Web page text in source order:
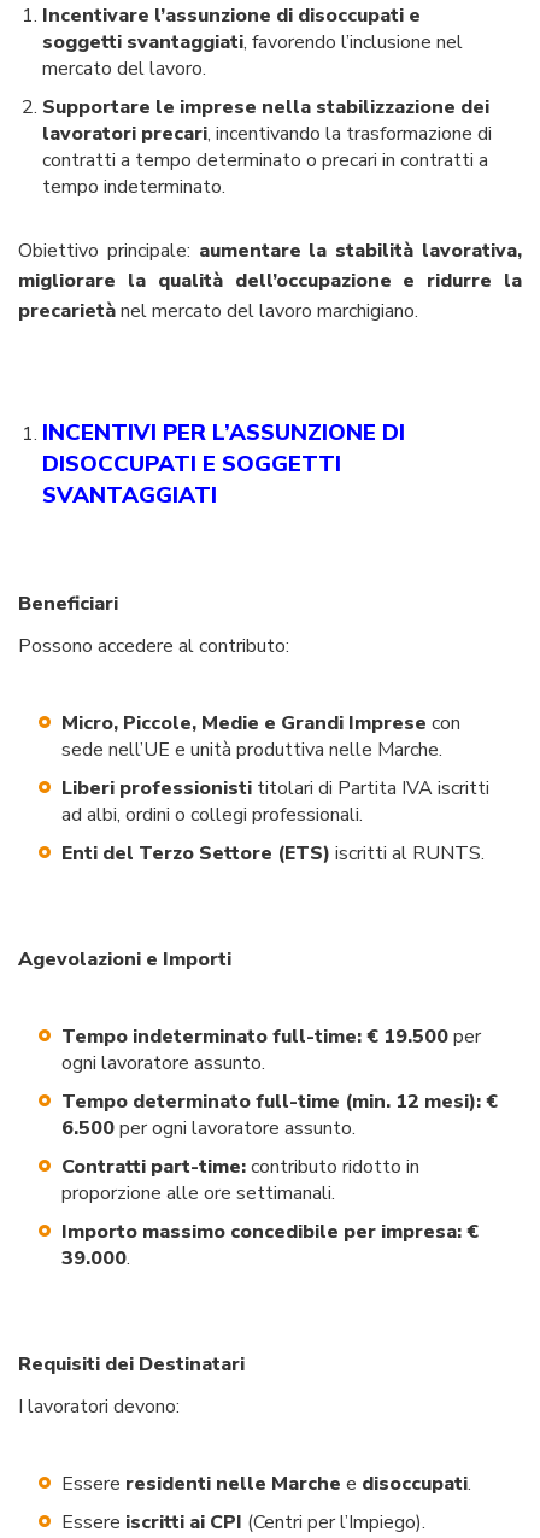
Incentivare l’assunzione di disoccupati e
soggetti svantaggiati, favorendo l’inclusione nel
mercato del lavoro.
Supportare le imprese nella stabilizzazione dei
lavoratori precari, incentivando la trasformazione di
contratti a tempo determinato o precari in contratti a
tempo indeterminato.
Obiettivo principale: aumentare la stabilità lavorativa,
migliorare la qualità dell’occupazione e ridurre la
precarietànel mercato del lavoro marchigiano.
INCENTIVI PER L’ASSUNZIONE DI
DISOCCUPATI E SOGGETTI
SVANTAGGIATI
Beneficiari
Possono accedere al contributo:
Micro, Piccole, Medie e Grandi Imprese con
sede nell’UE e unità produttiva nelle Marche.
Liberi professionisti titolari di Partita IVA iscritti
ad albi, ordini o collegi professionali.
Enti del Terzo Settore (ETS) iscritti al RUNTS.
Agevolazioni e Importi
Tempo indeterminato full-time:€ 19.500per
ogni lavoratore assunto.
Tempo determinato full-time (min. 12 mesi):€
6.500per ogni lavoratore assunto.
Contratti part-time:contributo ridotto in
proporzione alle ore settimanali.
Importo massimo concedibile per impresa:€
39.000.
Requisiti dei Destinatari
I lavoratori devono:
Essere residenti nelle Marche e disoccupati.
Essere iscritti ai CPI (Centri per l’Impiego).